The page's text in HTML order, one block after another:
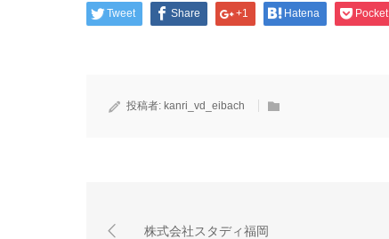
Tweet Share +1 Hatena Pocket
投稿者: kanri_vd_eibach
株式会社スタディ福岡